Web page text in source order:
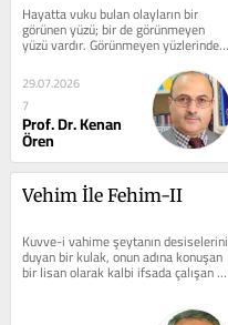
Hayatta vuku bulan olayların bir
görünen yüzü; bir de görünmeyen
yüzü vardır. Görünmeyen yüzlerinde
bizim idrakinden aciz olduğumuz
nice...
29.07.2026
7
Prof. Dr. Kenan
Ören
Vehim İle Fehim-II
Kuvve-i vahime şeytanın desiselerini
duyan bir kulak, onun adına konuşan
bir lisan olarak kalbi ifsada çalışan